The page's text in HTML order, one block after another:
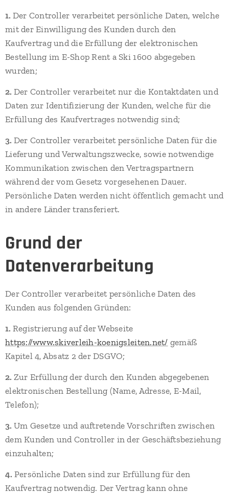
1. Der Controller verarbeitet persönliche Daten, welche
mit der Einwilligung des Kunden durch den
Kaufvertrag und die Erfüllung der elektronischen
Bestellung im E-Shop Rent a Ski 1600 abgegeben
wurden;
2. Der Controller verarbeitet nur die Kontaktdaten und
Daten zur Identifizierung der Kunden, welche für die
Erfüllung des Kaufvertrages notwendig sind;
3. Der Controller verarbeitet persönliche Daten für die
Lieferung und Verwaltungszwecke, sowie notwendige
Kommunikation zwischen den Vertragspartnern
während der vom Gesetz vorgesehenen Dauer.
Persönliche Daten werden nicht öffentlich gemacht und
in andere Länder transferiert.
Grund der
Datenverarbeitung
Der Controller verarbeitet persönliche Daten des
Kunden aus folgenden Gründen:
1. Registrierung auf der Webseite
https://www.skiverleih-koenigsleiten.net/ gemäß
Kapitel 4, Absatz 2 der DSGVO;
2. Zur Erfüllung der durch den Kunden abgegebenen
elektronischen Bestellung (Name, Adresse, E-Mail,
Telefon);
3. Um Gesetze und auftretende Vorschriften zwischen
dem Kunden und Controller in der Geschäftsbeziehung
einzuhalten;
4. Persönliche Daten sind zur Erfüllung für den
Kaufvertrag notwendig. Der Vertrag kann ohne